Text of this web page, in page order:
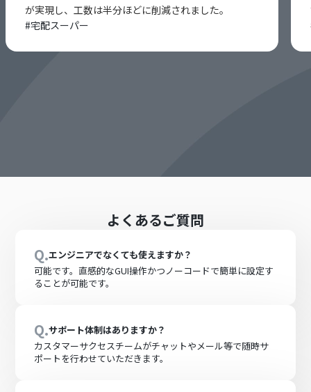
が実現し、工数は半分ほどに削減されました。
#宅配スーパー
よくあるご質問
Q.エンジニアでなくても使えますか？
可能です。直感的なGUI操作かつノーコードで簡単に設定す
ることが可能です。
Q.サポート体制はありますか？
カスタマーサクセスチームがチャットやメール等で随時サ
ポートを行わせていただきます。